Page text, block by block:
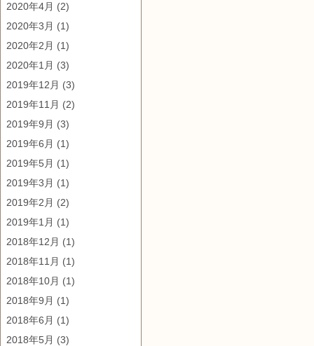
2020年4月 (2)
2020年3月 (1)
2020年2月 (1)
2020年1月 (3)
2019年12月 (3)
2019年11月 (2)
2019年9月 (3)
2019年6月 (1)
2019年5月 (1)
2019年3月 (1)
2019年2月 (2)
2019年1月 (1)
2018年12月 (1)
2018年11月 (1)
2018年10月 (1)
2018年9月 (1)
2018年6月 (1)
2018年5月 (3)